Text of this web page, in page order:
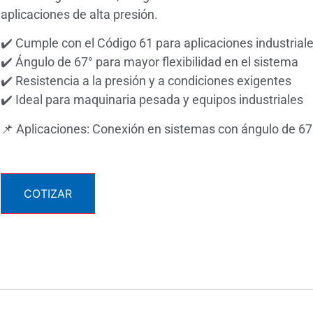
aplicaciones de alta presión.
✔️ Cumple con el Código 61 para aplicaciones
✔️ Ángulo de 67° para mayor flexibilidad en el sistema
✔️ Resistencia a la presión y a condiciones exigentes
✔️ Ideal para maquinaria pesada y equipos industriales
📌 Aplicaciones: Conexión en sistemas con ángulo de
COTIZAR